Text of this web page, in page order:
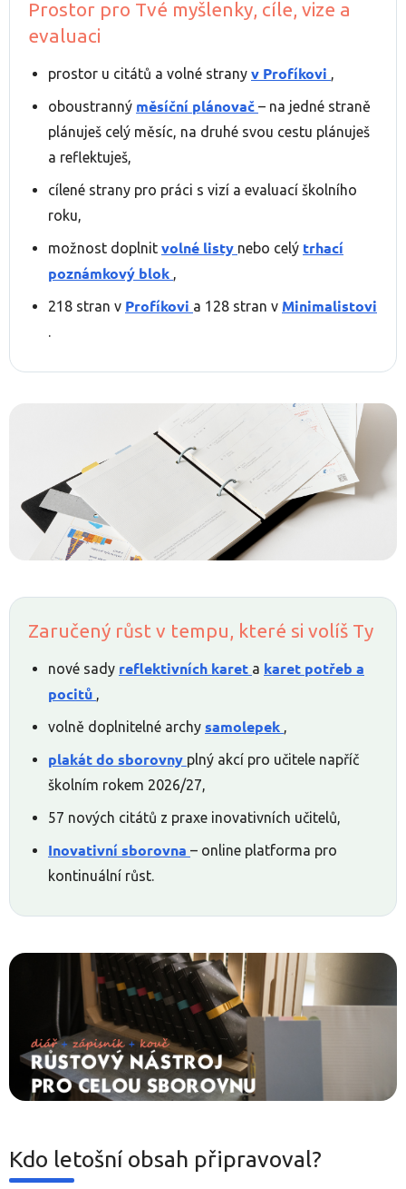
Prostor pro Tvé myšlenky, cíle, vize a
evaluaci
prostor u citátů a volné strany v Profíkovi ,
oboustranný měsíční plánovač – na jedné straně
plánuješ celý měsíc, na druhé svou cestu plánuješ
a reflektuješ,
cílené strany pro práci s vizí a evaluací školního
roku,
možnost doplnit volné listy nebo celý trhací
poznámkový blok ,
218 stran v Profíkovi a 128 stran v Minimalistovi
.
Zaručený růst v tempu, které si volíš Ty
nové sady reflektivních karet a karet potřeb a
pocitů ,
volně doplnitelné archy samolepek ,
plakát do sborovny plný akcí pro učitele napříč
školním rokem 2026/27,
57 nových citátů z praxe inovativních učitelů,
Inovativní sborovna – online platforma pro
kontinuální růst.
Kdo letošní obsah připravoval?